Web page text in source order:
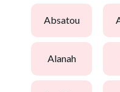
absatou
alanah